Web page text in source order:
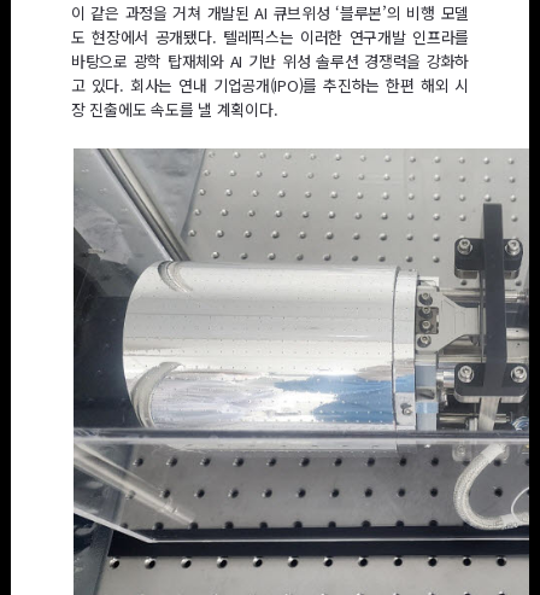
이 같은 과정을 거쳐 개발된 AI 큐브위성 ‘블루본’의 비행 모델
도 현장에서 공개됐다. 텔레픽스는 이러한 연구개발 인프라를
바탕으로 광학 탑재체와 AI 기반 위성 솔루션 경쟁력을 강화하
고 있다. 회사는 연내 기업공개(IPO)를 추진하는 한편 해외 시
장 진출에도 속도를 낼 계획이다.